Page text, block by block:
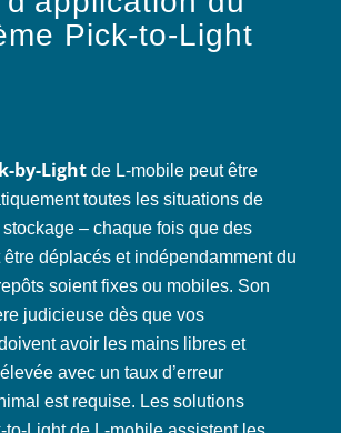
Pick-to-Light
by-Lightde L-mobile peut être
toutes les situations de
– chaque fois que des
déplacés et indépendamment du
soient fixes ou mobiles. Son
judicieuse dès que vos
avoir les mains libres et
avec un taux d’erreur
est requise. Les solutions